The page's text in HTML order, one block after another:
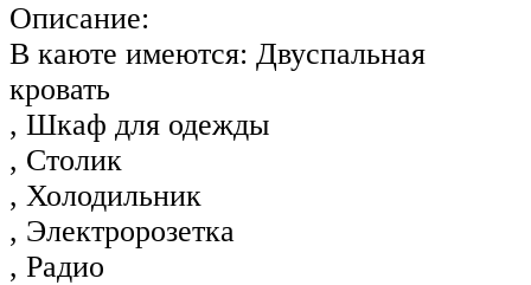
Описание:
В каюте имеются: Двуспальная
кровать
, Шкаф для одежды
, Столик
, Холодильник
, Электророзетка
, Радио